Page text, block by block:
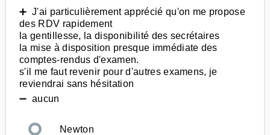
➕ J'ai particulièrement apprécié qu'on me propose
des RDV rapidement
la gentillesse, la disponibilité des secrétaires
la mise à disposition presque immédiate des
comptes-rendus d'examen.
s'il me faut revenir pour d'autres examens, je
reviendrai sans hésitation
➖ aucun
Newton